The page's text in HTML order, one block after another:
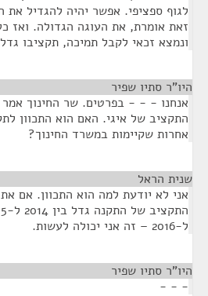
לגוף ספציפי. אפשר יהיה להגדיל את
זאת אומרת, את העוגה הגדולה. ואז
ונמצא זכאי לקבל תמיכה, תקציבו
היו"ר סתיו שפיר
אנחנו - - - בפרטים. שר החינוך
התקציב של איגי. האם הוא התכוון
אחרות שקיימות במשרד החינוך?
שנית הראל
אני לא יודעת למה הוא התכוון. אם
ל-2016 – זה אני יכולה לעשות.
היו"ר סתיו שפיר
- - -